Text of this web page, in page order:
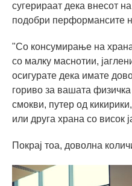
сугерираат дека внесот
подобри перформансите
"Со консумирање на
со малку маснотии,
осигурате дека имате
гориво за вашата физичка
смокви, путер од
или друга храна со висок
Покрај тоа, доволна